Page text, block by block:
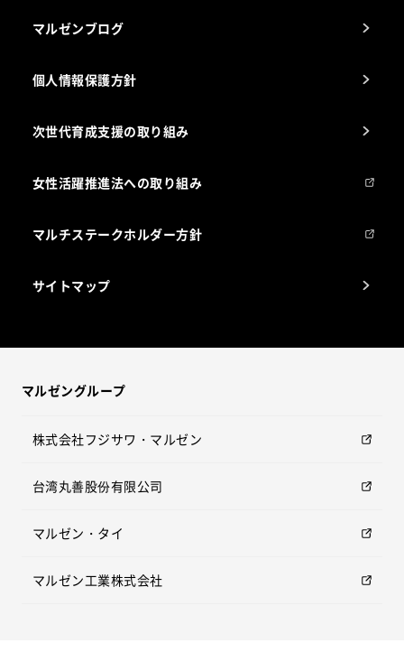
マルゼンブログ
個人情報保護方針
次世代育成支援の取り組み
女性活躍推進法への取り組み
マルチステークホルダー方針
サイトマップ
マルゼングループ
株式会社フジサワ・マルゼン
台湾丸善股份有限公司
マルゼン・タイ
マルゼン工業株式会社